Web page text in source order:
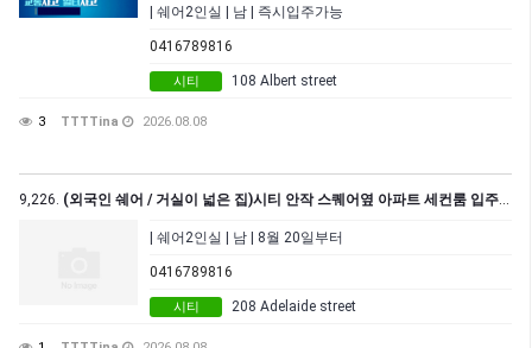
| 쉐어2인실 | 남 | 즉시입주가능
0416789816
시티 108 Albert street
3 TTTTina 2026.08.08
9,226. (외국인 쉐어 / 거실이 넓은 집)시티 안작 스퀘어옆 아파트 세컨룸 입주 가능합니다. (남자 1분)
| 쉐어2인실 | 남 | 8월 20일부터
0416789816
시티 208 Adelaide street